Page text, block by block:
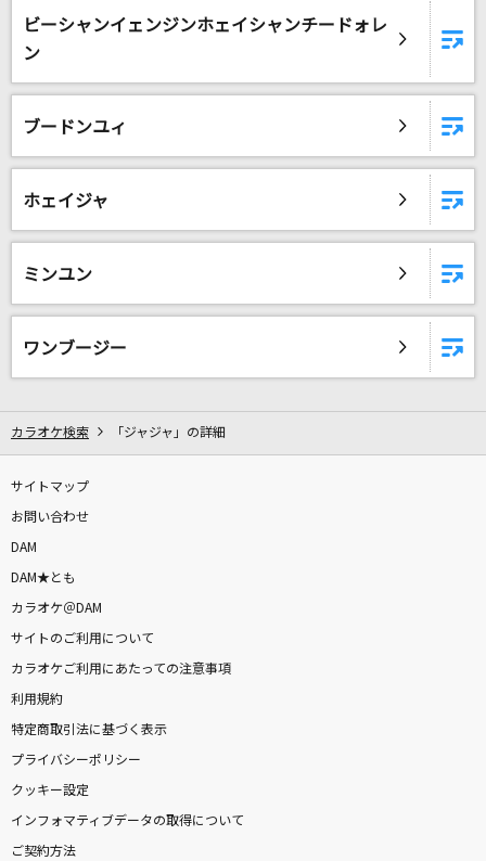
村下孝蔵
アルストロメリア
Bombtrack [ボムトラック]
もっと見る
DAMに会員登録・ログインして
カラオケをもっと楽しもう！
ビーシャンイェンジンホェイシャンチードォレ
ン
ブードンユィ
ホェイジャ
ミンユン
ワンブージー
カラオケ検索 「ジャジャ」の詳細
サイトマップ
お問い合わせ
DAM
DAM★とも
カラオケ＠DAM
サイトのご利用について
カラオケご利用にあたっての注意事項
利用規約
特定商取引法に基づく表示
プライバシーポリシー
クッキー設定
インフォマティブデータの取得について
ご契約方法